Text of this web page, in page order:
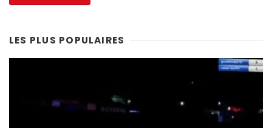
LES PLUS POPULAIRES